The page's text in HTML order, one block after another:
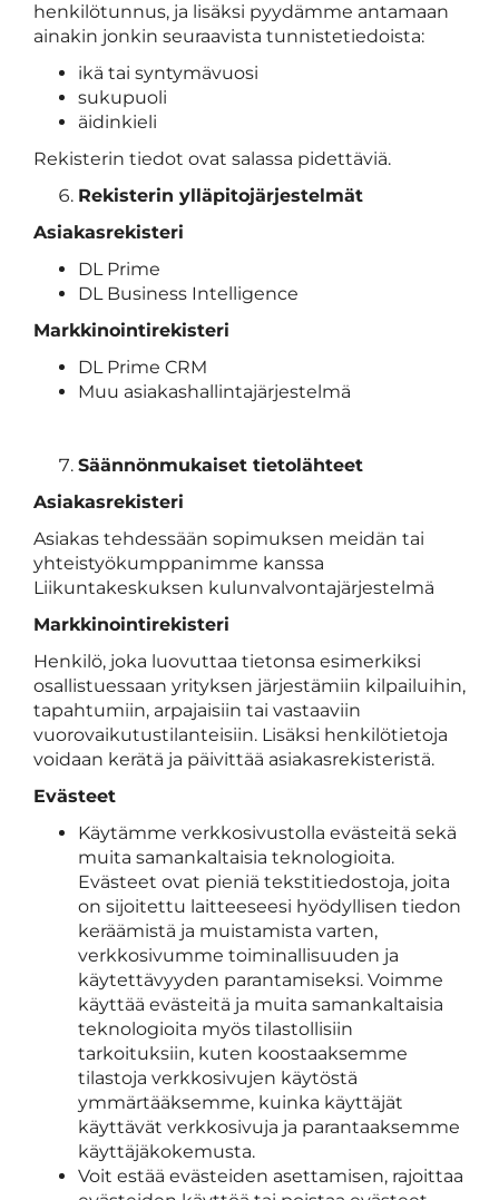
henkilötunnus, ja lisäksi pyydämme antamaan
ainakin jonkin seuraavista tunnistetiedoista:
ikä tai syntymävuosi
sukupuoli
äidinkieli
Rekisterin tiedot ovat salassa pidettäviä.
Rekisterin ylläpitojärjestelmät
Asiakasrekisteri
DL Prime
DL Business Intelligence
Markkinointirekisteri
DL Prime CRM
Muu asiakashallintajärjestelmä
Säännönmukaiset tietolähteet
Asiakasrekisteri
Asiakas tehdessään sopimuksen meidän tai
yhteistyökumppanimme kanssa
Liikuntakeskuksen kulunvalvontajärjestelmä
Markkinointirekisteri
Henkilö, joka luovuttaa tietonsa esimerkiksi
osallistuessaan yrityksen järjestämiin kilpailuihin,
tapahtumiin, arpajaisiin tai vastaaviin
vuorovaikutustilanteisiin. Lisäksi henkilötietoja
voidaan kerätä ja päivittää asiakasrekisteristä.
Evästeet
Käytämme verkkosivustolla evästeitä sekä
muita samankaltaisia teknologioita.
Evästeet ovat pieniä tekstitiedostoja, joita
on sijoitettu laitteeseesi hyödyllisen tiedon
keräämistä ja muistamista varten,
verkkosivumme toiminallisuuden ja
käytettävyyden parantamiseksi. Voimme
käyttää evästeitä ja muita samankaltaisia
teknologioita myös tilastollisiin
tarkoituksiin, kuten koostaaksemme
tilastoja verkkosivujen käytöstä
ymmärtääksemme, kuinka käyttäjät
käyttävät verkkosivuja ja parantaaksemme
käyttäjäkokemusta.
Voit estää evästeiden asettamisen, rajoittaa